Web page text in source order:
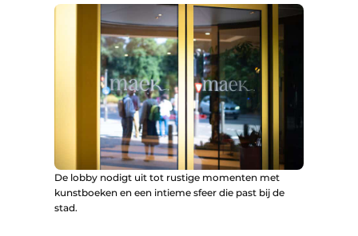
De lobby nodigt uit tot rustige momenten met
kunst­boeken en een intieme sfeer die past bij de
stad.